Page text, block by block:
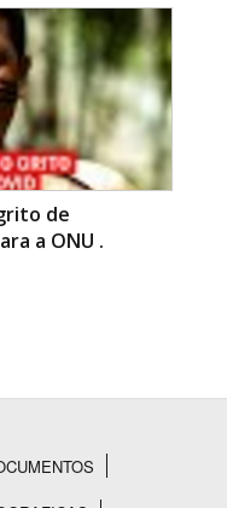
de
a ONU .